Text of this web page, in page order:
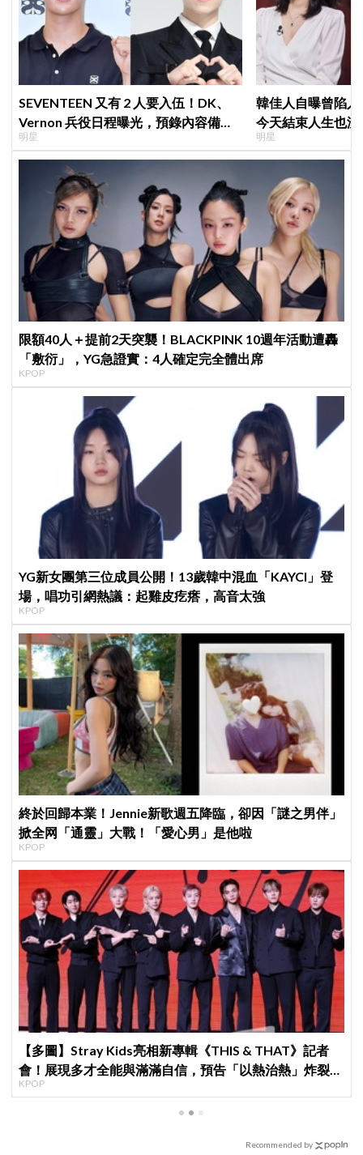
SEVENTEEN 又有 2 人要入伍！DK、
Vernon 兵役日程曝光，預錄內容備齊
寵粉不間斷
明星
韓佳人自曝曾陷
今天結束人生也
YouTube重拾生
明星
限額40人＋提前2天突襲！BLACKPINK 10週年活動遭轟
「敷衍」，YG急證實：4人確定完全體出席
KPOP
YG新女團第三位成員公開！13歲韓中混血「KAYCI」登
場，唱功引網熱議：起雞皮疙瘩，高音太強
KPOP
終於回歸本業！Jennie新歌週五降臨，卻因「謎之男伴」
掀全网「通靈」大戰！「愛心男」是他啦
KPOP
【多圖】Stray Kids亮相新專輯《THIS & THAT》記者
會！展現多才全能與滿滿自信，預告「以熱治熱」炸裂夏
日音樂圈
KPOP
Recommended by